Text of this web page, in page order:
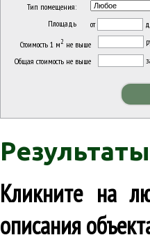
Тип помещения:
Площадь
от
Стоимость 1 м2 не выше
Общая стоимость не выше
Кликните на
описания